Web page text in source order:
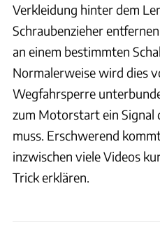
Verkleidung hinter dem
Schraubenzieher
an einem bestimmten
Normalerweise wird dies
Wegfahrsperre
zum Motorstart ein Signal
muss. Erschwerend
inzwischen viele Videos
Trick erklären.